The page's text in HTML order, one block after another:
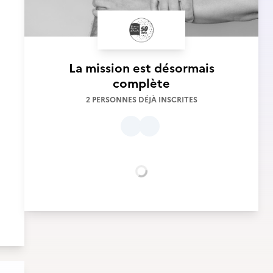
La mission est désormais
complète
2 PERSONNES DÉJÀ INSCRITES
Chargement...